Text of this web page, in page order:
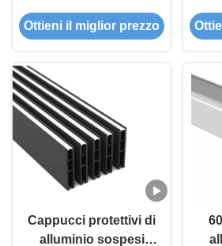
35*35mm LED che
solleva la luce di
Ottieni il miglior prezzo
Cappucci protettivi di
alluminio sospesi